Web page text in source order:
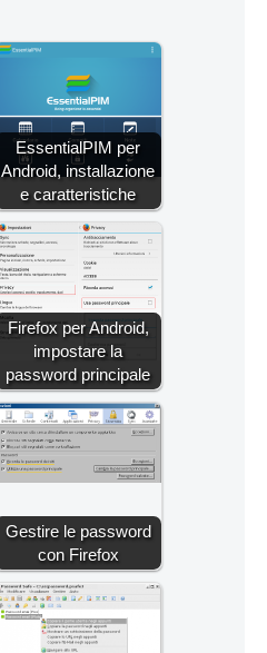
EssentialPIM per
Android, installazione
e caratteristiche
Firefox per Android,
impostare la
password principale
Gestire le password
con Firefox